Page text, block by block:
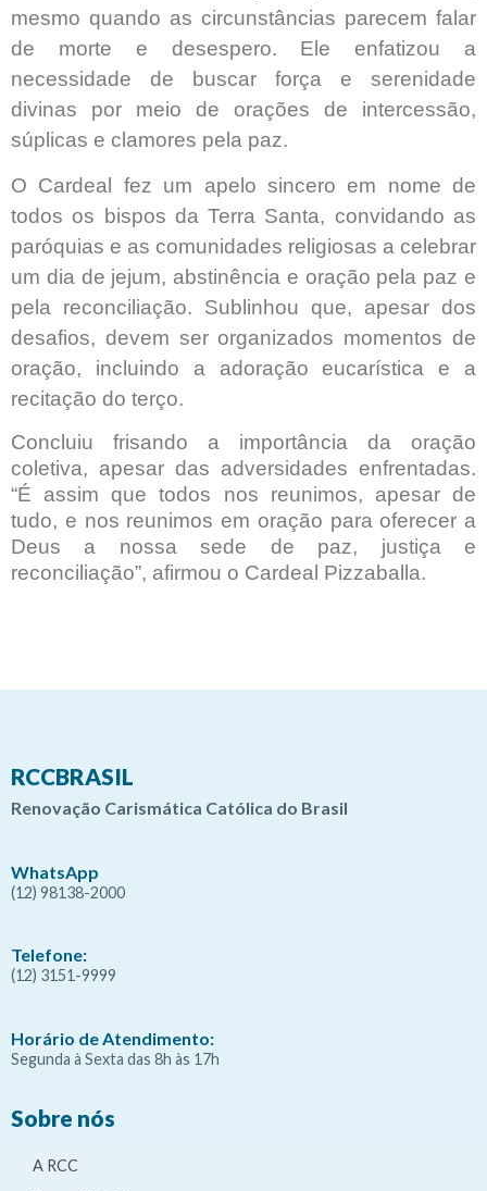
mesmo quando as circunstâncias parecem falar
de morte e desespero. Ele enfatizou a
necessidade de buscar força e serenidade
divinas por meio de orações de intercessão,
súplicas e clamores pela paz.
O Cardeal fez um apelo sincero em nome de
todos os bispos da Terra Santa, convidando as
paróquias e as comunidades religiosas a celebrar
um dia de jejum, abstinência e oração pela paz e
pela reconciliação. Sublinhou que, apesar dos
desafios, devem ser organizados momentos de
oração, incluindo a adoração eucarística e a
recitação do terço.
Concluiu frisando a importância da oração
coletiva, apesar das adversidades enfrentadas.
“É assim que todos nos reunimos, apesar de
tudo, e nos reunimos em oração para oferecer a
Deus a nossa sede de paz, justiça e
reconciliação”, afirmou o Cardeal Pizzaballa.
RCCBRASIL
Renovação Carismática Católica do Brasil
WhatsApp
(12) 98138-2000
Telefone:
(12) 3151-9999
Horário de Atendimento:
Segunda à Sexta das 8h às 17h
Sobre nós
A RCC